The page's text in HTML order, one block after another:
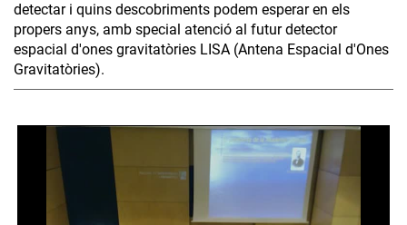
detectar i quins descobriments podem esperar en els
propers anys, amb special atenció al futur detector
espacial d'ones gravitatòries LISA (Antena Espacial d'Ones
Gravitatòries).